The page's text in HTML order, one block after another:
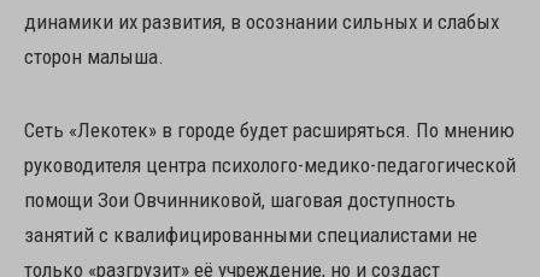
динамики их развития, в осознании сильных и слабых
сторон малыша.
Сеть «Лекотек» в городе будет расширяться. По мнению
руководителя центра психолого-медико-педагогической
помощи Зои Овчинниковой, шаговая доступность
занятий с квалифицированными специалистами не
только «разгрузит» её учреждение, но и создаст